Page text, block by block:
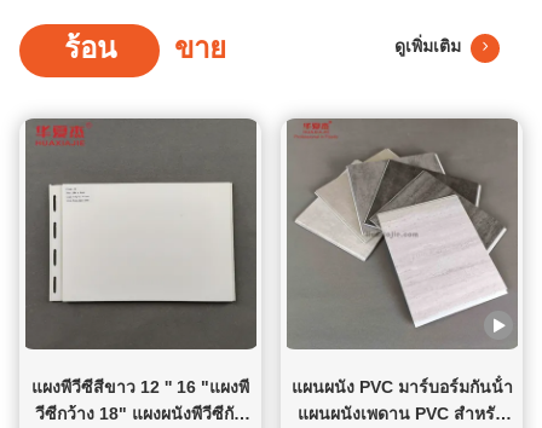
ร้อน ขาย ดูเพิ่มเติม
แผงพีวีซีสีขาว 12 '' 16 "แผงพี
วีซีกว้าง 18" แผงผนังพีวีซีกัน
แผนผนัง PVC มาร์บอร์มกันน้ํา
แผนผนังเพดาน PVC สําหรับ